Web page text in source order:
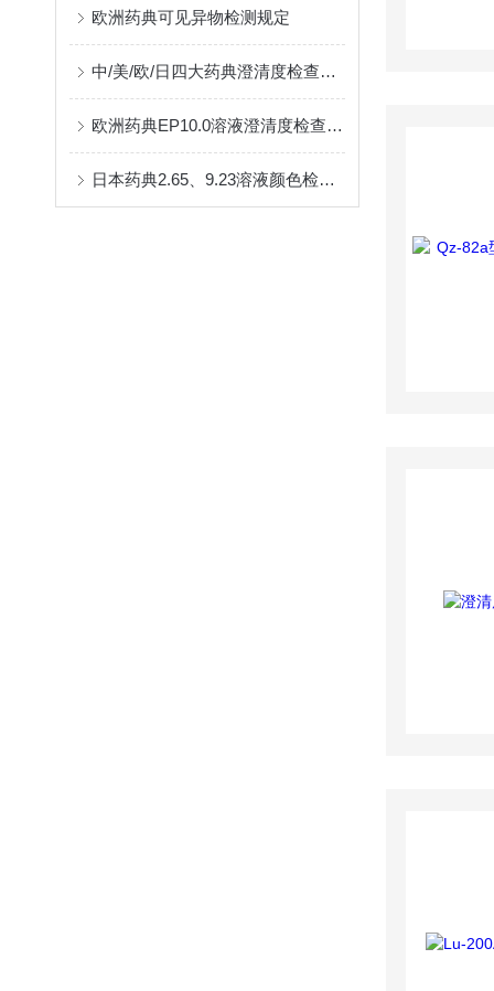
欧洲药典可见异物检测规定
中/美/欧/日四大药典澄清度检查规范及对应解决办法
欧洲药典EP10.0溶液澄清度检查规范
日本药典2.65、9.23溶液颜色检查规范